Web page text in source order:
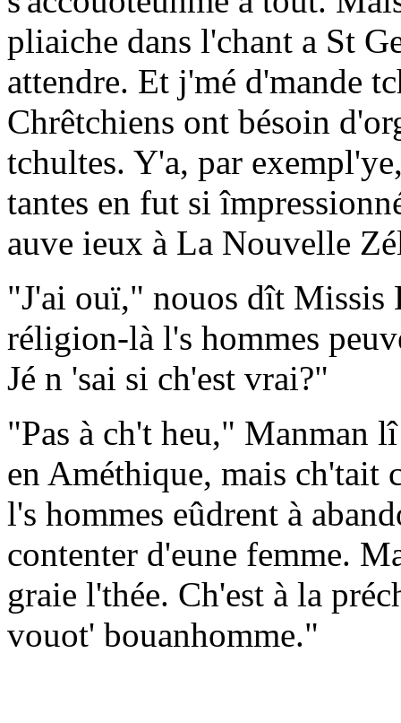
pliaiche dans l'chant a St
attendre. Et j'mé d'mande
Chrêtchiens ont bésoin
tchultes. Y'a, par
tantes en fut si
auve ieux à La Nouvelle
"J'ai ouï," nouos dît Missis
réligion-là l's hommes
Jé n 'sai si ch'est vrai?"
"Pas à ch't heu," Manman
en Améthique, mais ch'tait
l's hommes eûdrent à
contenter d'eune femme.
graie l'thée. Ch'est à la
vouot' bouanhomme."